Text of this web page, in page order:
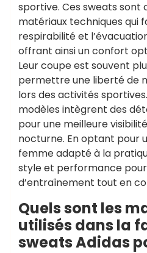
sportive. Ces sweats sont
matériaux techniques qui
respirabilité et
offrant ainsi un confort
Leur coupe est souvent
permettre une liberté de
lors des activités
modèles intègrent des
pour une meilleure
nocturne. En optant pour
femme adapté à la
style et performance
d’entraînement tout en
Quels sont les
utilisés dans la
sweats Adidas